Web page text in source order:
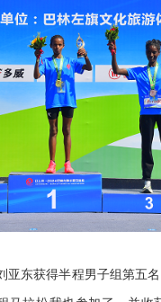
亚东获得半程男子组第五